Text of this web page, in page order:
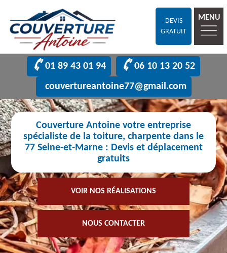
DEVIS
GRATUIT
MENU
01 89 43 01 94
06 10 13 20 52
couvertureantoine77@gmail.com
Couverture Antoine votre entreprise
spécialiste de la toiture, charpente dans le
77 Seine-et-Marne : Devis et déplacement
gratuits
VOIR NOS RÉALISATIONS
NOUS CONTACTER